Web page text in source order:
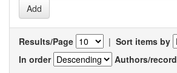
Results/Page | Sort items by
In order
Authors/record